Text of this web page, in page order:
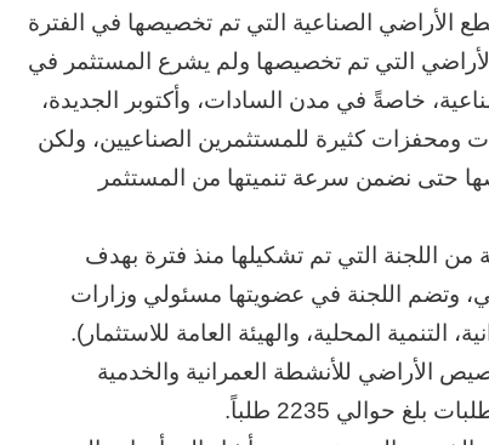
الصناعية التي تم تخصيصها في الفترة
التي تم تخصيصها ولم يشرع المستثمر في
خاصةً في مدن السادات، وأكتوبر الجديدة،
ومحفزات كثيرة للمستثمرين الصناعيين، ولكن
نضمن سرعة تنميتها من المستثمر
اللجنة التي تم تشكيلها منذ فترة بهدف
وتضم اللجنة في عضويتها مسئولي وزارات
التنمية المحلية، والهيئة العامة للاستثمار).
الأراضي للأنشطة العمرانية والخدمية
حوالي 2235 طلباً.